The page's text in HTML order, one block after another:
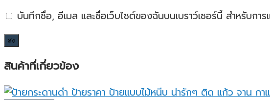
บันทึกชื่อ, อีเมล และชื่อเว็บไซต์ของฉันบนเบราว์เซอร์นี้ สำหรับกา
สินค้าที่เกี่ยวข้อง